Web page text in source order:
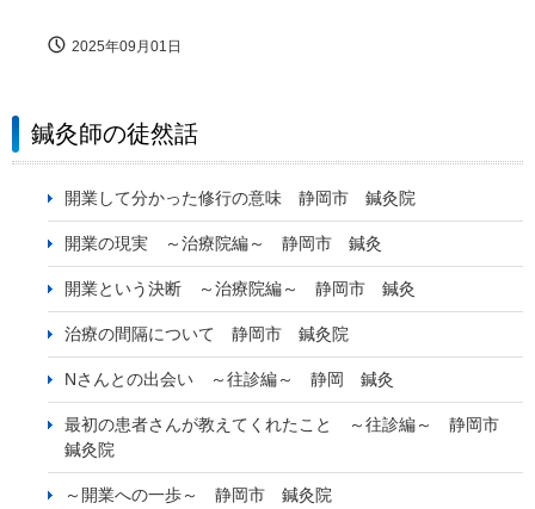
2025年09月01日
鍼灸師の徒然話
開業して分かった修行の意味 静岡市 鍼灸院
開業の現実 ～治療院編～ 静岡市 鍼灸
開業という決断 ～治療院編～ 静岡市 鍼灸
治療の間隔について 静岡市 鍼灸院
Nさんとの出会い ～往診編～ 静岡 鍼灸
最初の患者さんが教えてくれたこと ～往診編～ 静岡市
鍼灸院
～開業への一歩～ 静岡市 鍼灸院